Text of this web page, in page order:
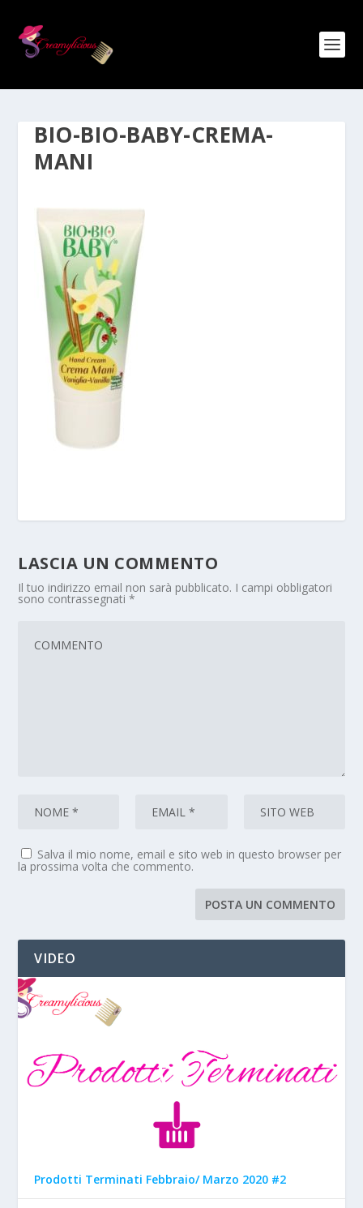
BIO-BIO-BABY-CREMA-
MANI
LASCIA UN COMMENTO
Il tuo indirizzo email non sarà pubblicato. I campi obbligatori
sono contrassegnati*
Salva il mio nome, email e sito web in questo browser per
la prossima volta che commento.
VIDEO
Prodotti Terminati Febbraio/ Marzo 2020 #2